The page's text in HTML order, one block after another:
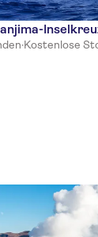
·Kostenlose